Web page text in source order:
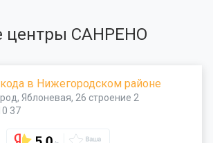
центры САНРЕНО
в Нижегородском районе
Яблоневая, 26 строение 2
37